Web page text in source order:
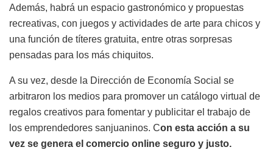
Además, habrá un espacio gastronómico y propuestas
recreativas, con juegos y actividades de arte para chicos y
una función de títeres gratuita, entre otras sorpresas
pensadas para los más chiquitos.
A su vez, desde la Dirección de Economía Social se
arbitraron los medios para promover un catálogo virtual de
regalos creativos para fomentar y publicitar el trabajo de
los emprendedores sanjuaninos. Con esta acción a su
vez se genera el comercio online seguro y justo.